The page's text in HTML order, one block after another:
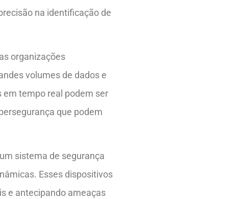
na identificação de
organizações
volumes de dados e
tempo real podem ser
que podem
sistema de segurança
Esses dispositivos
e antecipando ameaças